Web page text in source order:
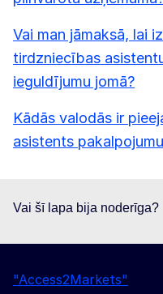
Vai man jāmaksā, lai
tirdzniecības
ieguldījumu jomā?
Kādās valodās ir
asistents
Vai šī lapa bija noderīga?
"Access2Markets"